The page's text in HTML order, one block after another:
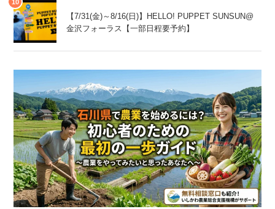
【7/31(金)～8/16(日)】HELLO! PUPPET SUNSUN@
金沢フォーラス【一部日程要予約】